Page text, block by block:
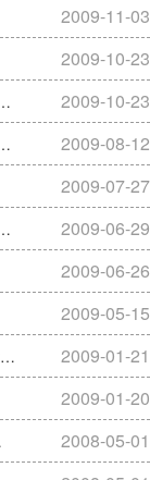
2009-11-03
2009-10-23
2009-10-23
2009-08-12
2009-07-27
2009-06-29
2009-06-26
2009-05-15
2009-01-21
2009-01-20
2008-05-01